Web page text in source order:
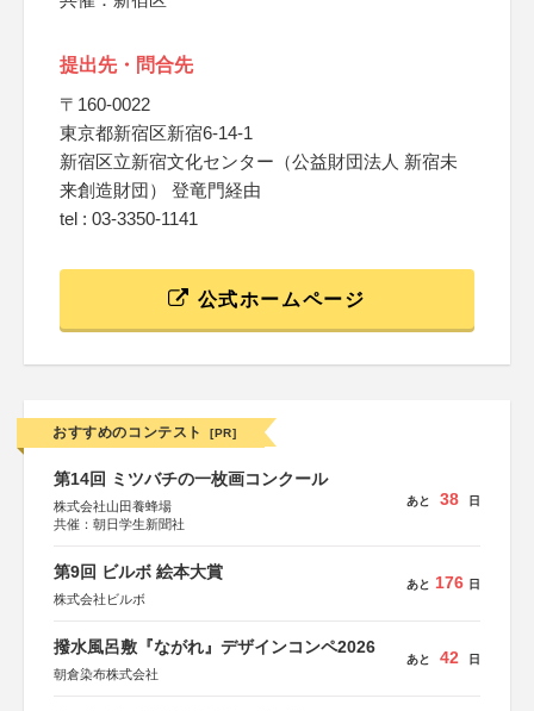
提出先・問合先
〒160-0022
東京都新宿区新宿6‐14‐1
新宿区立新宿文化センター（公益財団法人 新宿未
来創造財団） 登竜門経由
tel : 03‐3350‐1141
公式ホームページ
おすすめのコンテスト [PR]
第14回 ミツバチの一枚画コンクール
株式会社山田養蜂場
共催：朝日学生新聞社
あと 38 日
第9回 ビルボ 絵本大賞
株式会社ビルボ
あと 176 日
撥水風呂敷『ながれ』デザインコンペ2026
朝倉染布株式会社
あと 42 日